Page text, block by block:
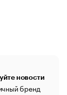
новости
бренд